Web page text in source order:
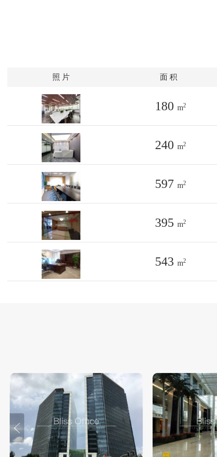
照 片 面 积
180 m2
240 m2
597 m2
395 m2
543 m2